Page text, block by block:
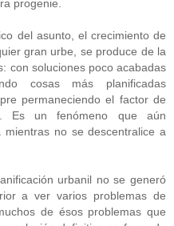
progenie.
del asunto, el crecimiento de
gran urbe, se produce de la
con soluciones poco acabadas
cosas más planificadas
permaneciendo el factor de
Es un fenómeno que aún
no se descentralice a
urbanil no se generó
a ver varios problemas de
de ésos problemas que